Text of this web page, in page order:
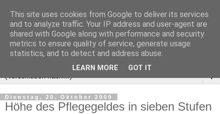
▼
Dienstag, 20. Oktober 2009
Höhe des Pflegegeldes in sieben Stufen
This site uses cookies from Google to deliver its services
and to analyze traffic. Your IP address and user-agent are
shared with Google along with performance and security
metrics to ensure quality of service, generate usage
statistics, and to detect and address abuse.
LEARN MORE GOT IT